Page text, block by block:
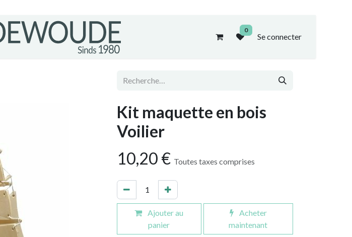
0
Se connecter
Kit maquette en bois
Voilier
10,20 € Toutes taxes comprises
Ajouter au
panier
Acheter
maintenant